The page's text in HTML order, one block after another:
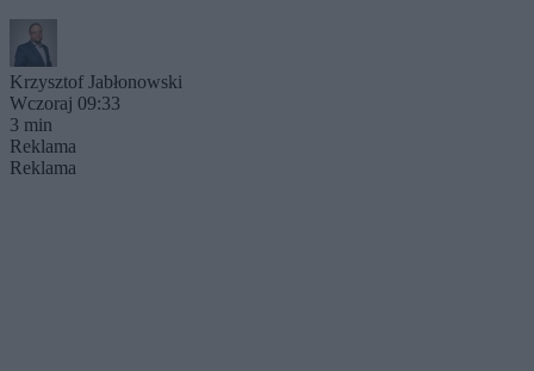
Krzysztof Jabłonowski
Wczoraj 09:33
3 min
Reklama
Reklama